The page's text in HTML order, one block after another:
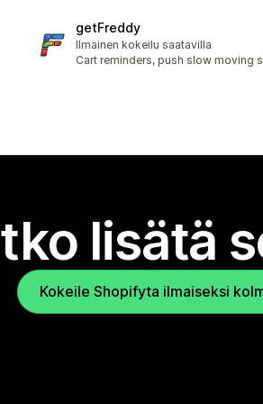
getFreddy
Ilmainen kokeilu saatavilla
Cart reminders, push slow moving
lisätä
Kokeile Shopifyta ilmaiseksi